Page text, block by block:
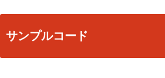
サンプルコード